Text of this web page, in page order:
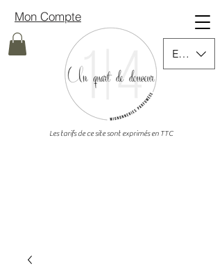
Les tarifs de ce site sont exprimés en TTC
EUR (€)
Mon Compte